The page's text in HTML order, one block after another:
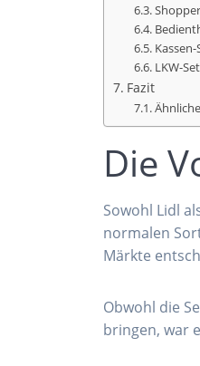
Kassen-
LKW-Set
Fazit
Die
Sowohl Lidl
normalen
Märkte
Obwohl die
bringen, war